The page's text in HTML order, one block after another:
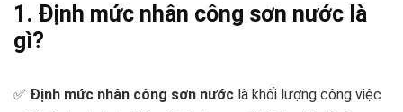
1. Định mức nhân công sơn nước là
gì?
✅ Định mức nhân công sơn nước là khối lượng công việc